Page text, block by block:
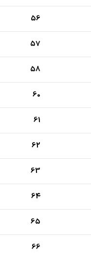
56
57
58
60
61
62
63
64
65
66